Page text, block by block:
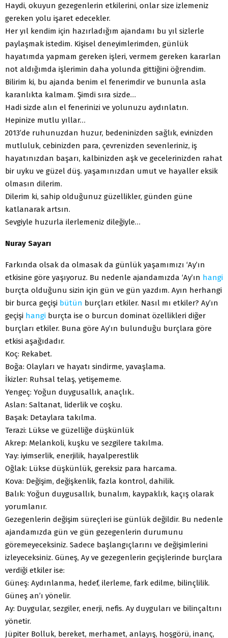
Haydi, okuyun gezegenlerin etkilerini, onlar size izlemeniz
gereken yolu işaret edecekler.
Her yıl kendim için hazırladığım ajandamı bu yıl sizlerle
paylaşmak istedim. Kişisel deneyimlerimden, günlük
hayatımda yapmam gereken işleri, vermem gereken kararlan
not aldığımda işlerimin daha yolunda gittiğini öğrendim.
Bilirim ki, bu ajanda benim el fenerimdir ve bununla asla
karanlıkta kalmam. Şimdi sıra sizde…
Hadi sizde alın el fenerinizi ve yolunuzu aydınlatın.
Hepinize mutlu yıllar…
2013’de ruhunuzdan huzur, bedeninizden sağlık, evinizden
mutluluk, cebinizden para, çevrenizden sevenleriniz, iş
hayatınızdan başarı, kalbinizden aşk ve gecelerinizden rahat
bir uyku ve güzel düş. yaşamınızdan umut ve hayaller eksik
olmasın dilerim.
Dilerim ki, sahip olduğunuz güzellikler, günden güne
katlanarak artsın.
Sevgiyle huzurla ilerlemeniz dileğiyle…
Nuray Sayarı
Farkında olsak da olmasak da günlük yaşamımızı ‘Ay’ın
etkisine göre yaşıyoruz. Bu nedenle ajandamızda ‘Ay’ın hangi
burçta olduğunu sizin için gün ve gün yazdım. Ayın herhangi
bir burca geçişi bütün burçları etkiler. Nasıl mı etkiler? Ay’ın
geçişi hangi burçta ise o burcun dominat özellikleri diğer
burçları etkiler. Buna göre Ay’ın bulunduğu burçlara göre
etkisi aşağıdadır.
Koç: Rekabet.
Boğa: Olayları ve hayatı sindirme, yavaşlama.
İkizler: Ruhsal telaş, yetişememe.
Yengeç: Yoğun duygusallık, anaçlık..
Aslan: Saltanat, liderlik ve coşku.
Başak: Detaylara takılma.
Terazi: Lükse ve güzelliğe düşkünlük
Akrep: Melankoli, kuşku ve sezgilere takılma.
Yay: iyimserlik, enerjilik, hayalperestlik
Oğlak: Lükse düşkünlük, gereksiz para harcama.
Kova: Değişim, değişkenlik, fazla kontrol, dahilik.
Balık: Yoğun duygusallık, bunalım, kaypaklık, kaçış olarak
yorumlanır.
Gezegenlerin değişim süreçleri ise günlük değildir. Bu nedenle
ajandamızda gün ve gün gezegenlerin durumunu
göremeyeceksiniz. Sadece başlangıçlarını ve değişimlerini
izleyeceksiniz. Güneş, Ay ve gezegenlerin geçişlerinde burçlara
verdiği etkiler ise:
Güneş: Aydınlanma, hedef, ilerleme, fark edilme, bilinçlilik.
Güneş an’ı yönelir.
Ay: Duygular, sezgiler, enerji, nefis. Ay duyguları ve bilinçaltını
yönetir.
Jüpiter Bolluk, bereket, merhamet, anlayış, hoşgörü, inanç,